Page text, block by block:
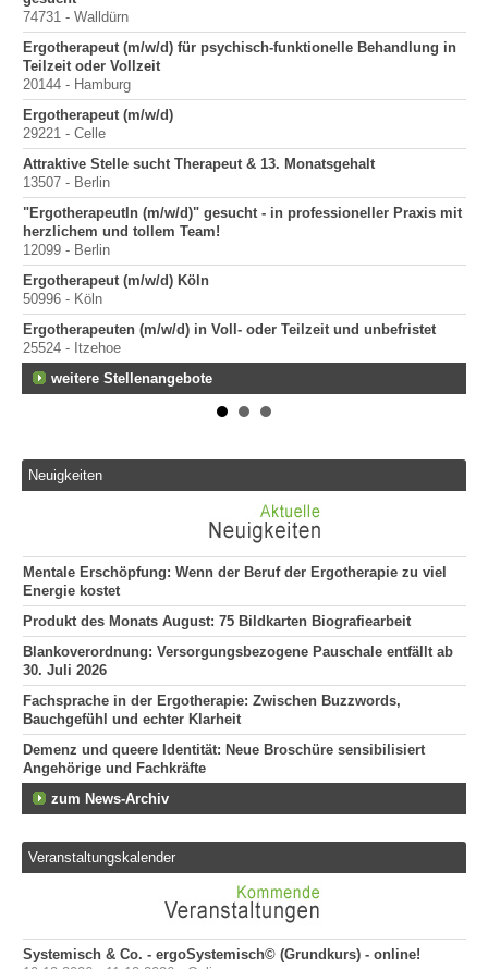
74731 - Walldürn
Ergotherapeut (m/w/d) für psychisch-funktionelle Behandlung in
Teilzeit oder Vollzeit
20144 - Hamburg
Ergotherapeut (m/w/d)
29221 - Celle
Attraktive Stelle sucht Therapeut & 13. Monatsgehalt
13507 - Berlin
"ErgotherapeutIn (m/w/d)" gesucht - in professioneller Praxis mit
herzlichem und tollem Team!
12099 - Berlin
Ergotherapeut (m/w/d) Köln
50996 - Köln
Ergotherapeuten (m/w/d) in Voll- oder Teilzeit und unbefristet
25524 - Itzehoe
weitere Stellenangebote
Neuigkeiten
Mentale Erschöpfung: Wenn der Beruf der Ergotherapie zu viel
Energie kostet
Produkt des Monats August: 75 Bildkarten Biografiearbeit
Blankoverordnung: Versorgungsbezogene Pauschale entfällt ab
30. Juli 2026
Fachsprache in der Ergotherapie: Zwischen Buzzwords,
Bauchgefühl und echter Klarheit
Demenz und queere Identität: Neue Broschüre sensibilisiert
Angehörige und Fachkräfte
zum News-Archiv
Veranstaltungskalender
Systemisch & Co. - ergoSystemisch© (Grundkurs) - online!